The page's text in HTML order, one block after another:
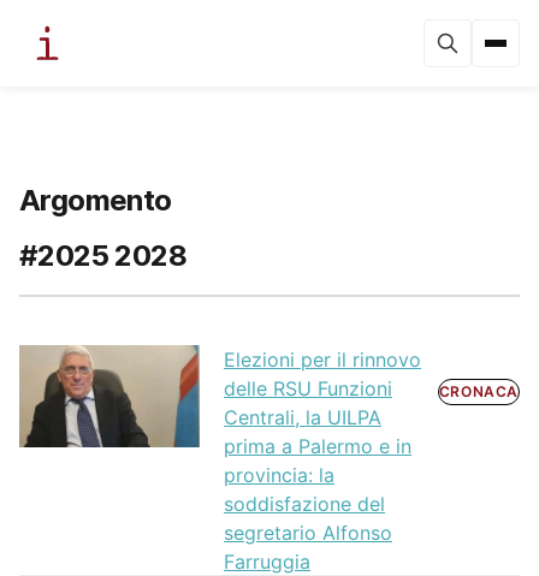
Argomento
#2025 2028
Elezioni per il rinnovo
delle RSU Funzioni
Centrali, la UILPA
prima a Palermo e in
provincia: la
soddisfazione del
segretario Alfonso
Farruggia
CRONACA